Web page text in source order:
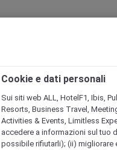
Cookie e dati personali
Sui siti web ALL, HotelF1, Ibis,
Resorts, Business Travel,
Activities & Events, Limitless
accedere a informazioni sul tuo
possibile rifiutarli); (ii) migliorare